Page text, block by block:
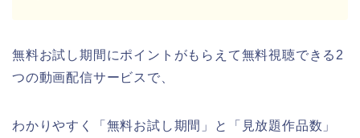
無料お試し期間にポイントがもらえて無料視聴できる2
つの動画配信サービスで、
わかりやすく「無料お試し期間」と「見放題作品数」